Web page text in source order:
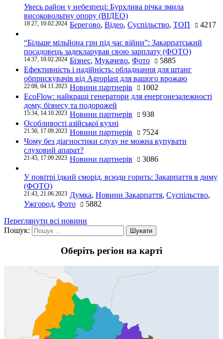
Увесь район у небезпеці: Бурхлива річка змила
високовольтну опору (ВІДЕО)
18:27, 10.02.2024 Берегово, Відео, Суспільство, ТОП 4217
“Більше мільйона грн під час війни”: Закарпатський
посадовець задекларував свою зарплату (ФОТО)
14:37, 10.02.2024 Бізнес, Мукачево, Фото
5885
Ефективність і надійність: обладнання для штанг
обприскувачів від Agroplast для вашого врожаю
22:08, 04.11.2023 Новини партнерів
1002
EcoFlow: найкращі генератори для енергонезалежності
дому, бізнесу та подорожей
15:34, 14.10.2023 Новини партнерів
938
Особливості азійської кухні
21:50, 17.09.2023 Новини партнерів
7524
Чому без діагностики слуху не можна купувати
слуховий апарат?
21:45, 17.09.2023 Новини партнерів 3086
У повітрі їдкий сморід, всюди горить: Закарпаття в диму
(ФОТО)
21:43, 21.06.2023 Думка, Новини Закарпаття, Суспільство,
Ужгород, Фото
5882
Переглянути всі новини
Пошук:
Оберіть регіон на карті